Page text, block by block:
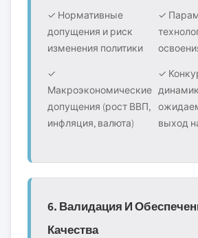
✓ Нормативные
допущения и риск
изменения политики
✓
✓
Макроэкономические
допущения (рост ВВП,
инфляция, валюта)
✓
выход
6. Валидация И
Качества